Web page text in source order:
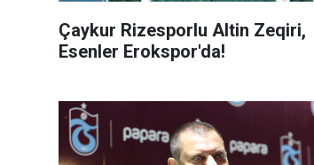
Çaykur Rizesporlu Altin Zeqiri,
Esenler Erokspor'da!